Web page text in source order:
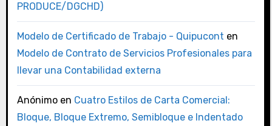
PRODUCE/DGCHD)
Modelo de Certificado de Trabajo - Quipucont en
Modelo de Contrato de Servicios Profesionales para
llevar una Contabilidad externa
Anónimoen Cuatro Estilos de Carta Comercial:
Bloque, Bloque Extremo, Semibloque e Indentado